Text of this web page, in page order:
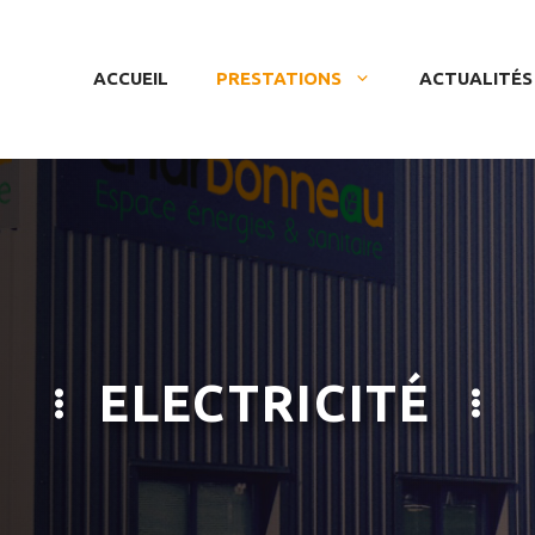
ACCUEIL PRESTATIONS ACTUALITÉS
ELECTRICITÉ